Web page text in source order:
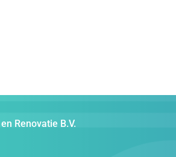
Renovatie B.V.